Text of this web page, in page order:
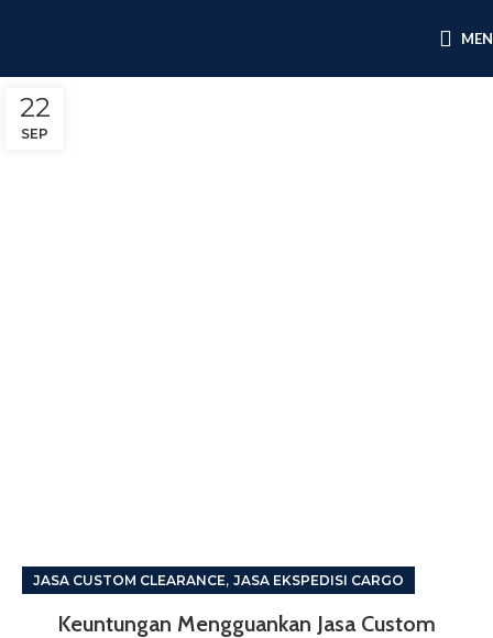
22
SEP
JASA CUSTOM CLEARANCE, JASA EKSPEDISI CARGO
Keuntungan Mengguankan Jasa Custom